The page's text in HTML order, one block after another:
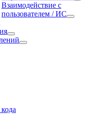
Взаимодействие с
пользователем / ИС